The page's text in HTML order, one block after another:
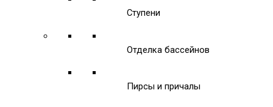
Ступени
Отделка бассейнов
Пирсы и причалы